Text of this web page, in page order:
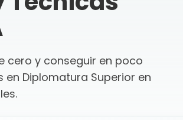
cero y conseguir en poco
Diplomatura Superior en